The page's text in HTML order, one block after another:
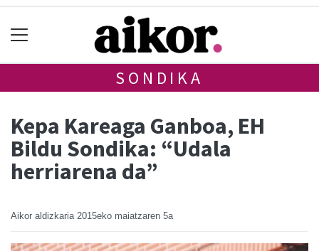
SONDIKA
Kepa Kareaga Ganboa, EH
Bildu Sondika: “Udala
herriarena da”
Aikor aldizkaria 2015eko maiatzaren 5a